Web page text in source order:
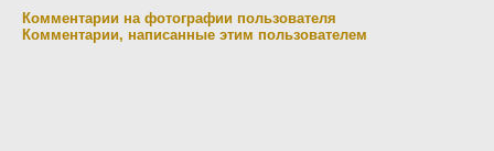
Комментарии на фотографии пользователя
Комментарии, написанные этим пользователем